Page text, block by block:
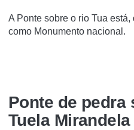
A Ponte sobre o rio Tua
como Monumento nacional.
Ponte de pedra
Tuela Mirandela